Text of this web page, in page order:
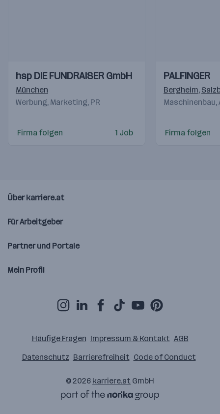
Videos
Einblicke
Einblicke
hsp DIE FUNDRAISER GmbH
München
Werbung, Marketing, PR
Firma folgen 1 Job
Videos
Einblicke
Einblicke
PALFINGER
Bergheim,
Maschinenbau,
Firma folgen
Über karriere.at
Für Arbeitgeber
Partner und Portale
Mein Profil
Häufige Fragen Impressum & Kontakt AGB
Datenschutz Barrierefreiheit Code of Conduct
© 2026 karriere.at GmbH